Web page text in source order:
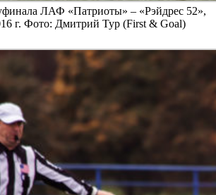
ЛАФ «Патриоты» – «Рэйдрес 52»,
г. Фото: Дмитрий Тур (First & Goal)